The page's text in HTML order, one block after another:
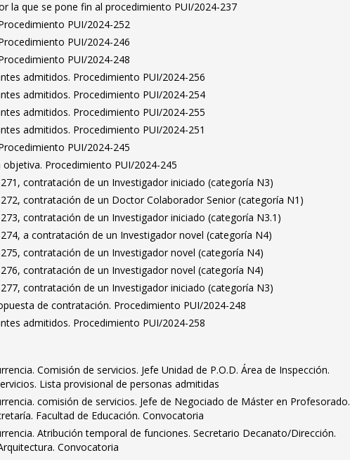
la que se pone fin al procedimiento PUI/2024-237
PUI/2024-252
PUI/2024-246
PUI/2024-248
admitidos. Procedimiento PUI/2024-256
admitidos. Procedimiento PUI/2024-254
admitidos. Procedimiento PUI/2024-255
admitidos. Procedimiento PUI/2024-251
PUI/2024-245
Procedimiento PUI/2024-245
contratación de un Investigador iniciado (categoría N3)
contratación de un Doctor Colaborador Senior (categoría N1)
contratación de un Investigador iniciado (categoría N3.1)
a contratación de un Investigador novel (categoría N4)
contratación de un Investigador novel (categoría N4)
contratación de un Investigador novel (categoría N4)
contratación de un Investigador iniciado (categoría N3)
de contratación. Procedimiento PUI/2024-248
admitidos. Procedimiento PUI/2024-258
Comisión de servicios. Jefe Unidad de P.O.D. Área de Inspección.
Lista provisional de personas admitidas
comisión de servicios. Jefe de Negociado de Máster en Profesorado.
Facultad de Educación. Convocatoria
Atribución temporal de funciones. Secretario Decanato/Dirección.
Convocatoria